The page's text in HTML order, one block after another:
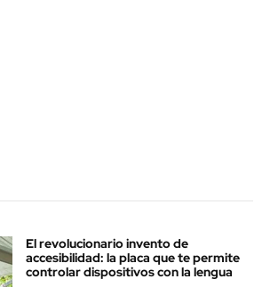
El revolucionario invento de
accesibilidad: la placa que te permite
controlar dispositivos con la lengua